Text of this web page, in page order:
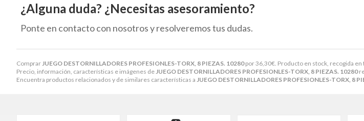
Comprar JUEGO DESTORNILLADORES PROFESIONLES-TORX, 8 PIEZAS. 10280por36,30€ . Producto en stock, recogida en
Precio, información, características e imágenes de JUEGO DESTORNILLADORES PROFESIONLES-TORX, 8 PIEZAS. 10280
Encuentra productos relacionados y de similares características a JUEGO DESTORNILLADORES PROFESIONLES-TORX, 8
¿Alguna duda? ¿Necesitas asesoramiento?
Ponte en contacto con nosotros y resolveremos tus dudas.